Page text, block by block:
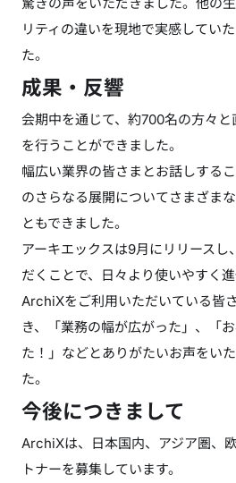
リティの違いを現地で実感してい
た。
成果・反響
会期中を通じて、約700名の方々
を行うことができました。
幅広い業界の皆さまとお話しする
のさらなる展開についてさまざま
ともできました。
アーキエックスは9月にリリースし
だくことで、日々より使いやすく
ArchiXをご利用いただいている皆
き、「業務の幅が広がった」、「
た！」などとありがたいお声をい
た。
今後につきまして
ArchiXは、日本国内、アジア圏、
トナーを募集しています。